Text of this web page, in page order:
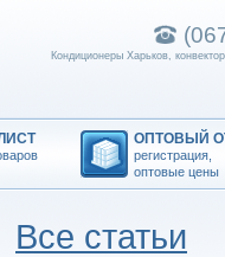
Кондиционеры Харьков,
ОПТОВЫЙ
регистрация,
оптовые цены
Все статьи